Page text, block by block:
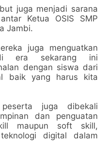
juga menjadi sarana
Ketua OSIS SMP
Jambi.
juga menguatkan
era sekarang ini
dengan siswa dari
baik yang harus kita
juga dibekali
dan penguatan
maupun soft skill,
digital dalam